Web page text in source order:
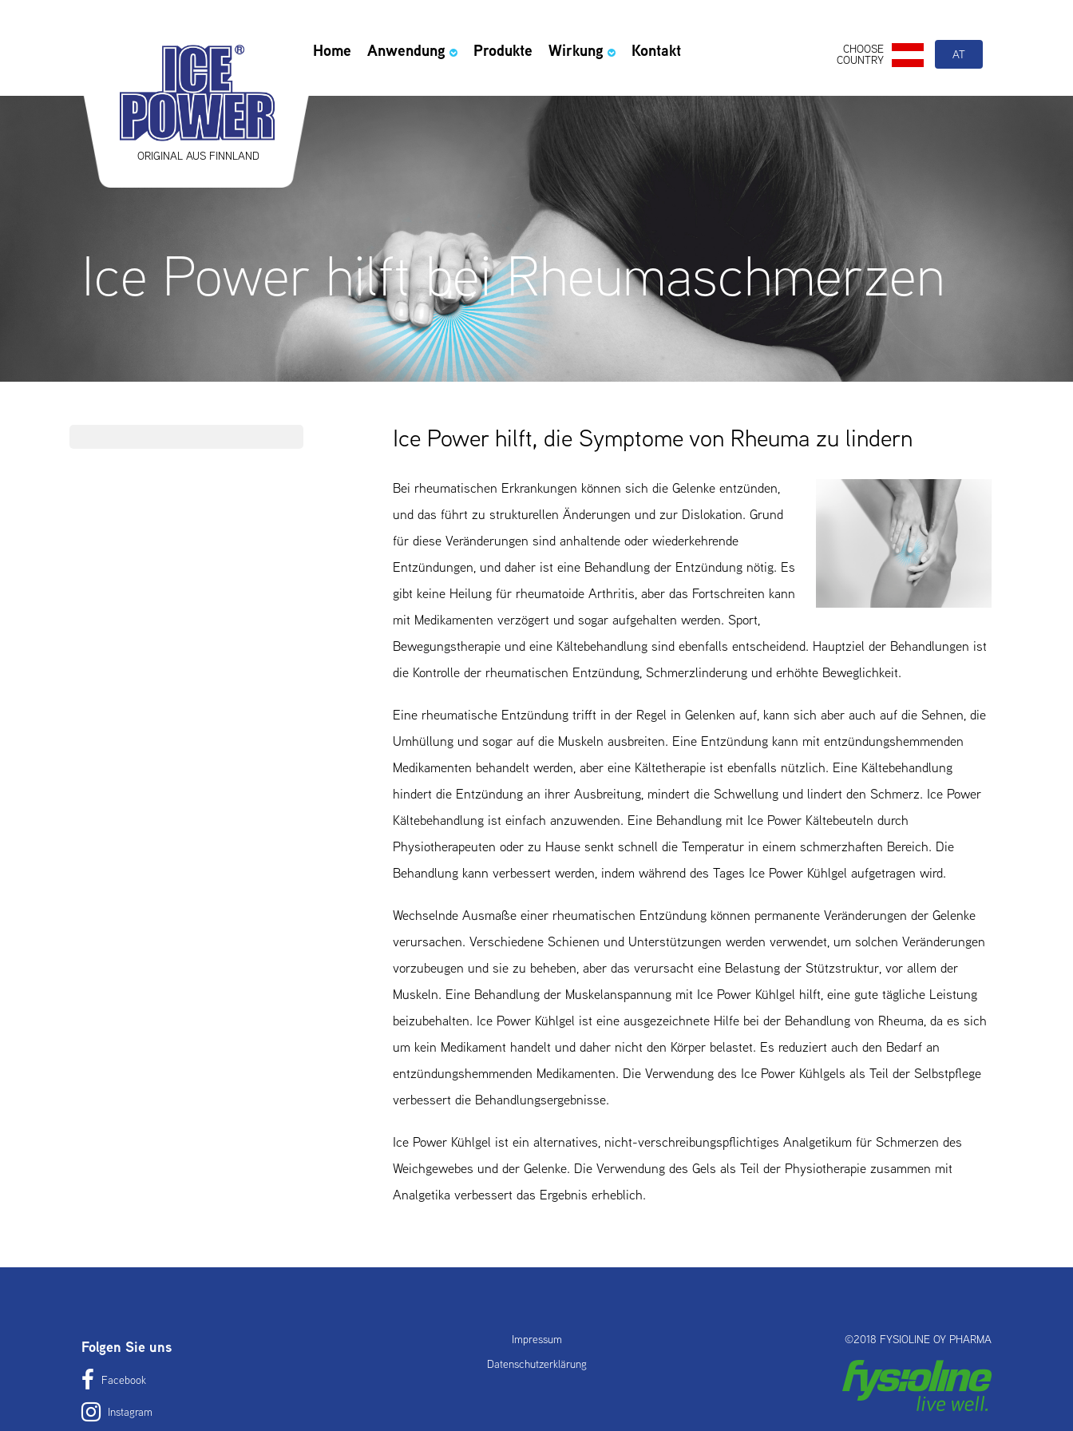
ORIGINAL AUS FINNLAND
CHOOSE
COUNTRY AT
Home Anwendung Produkte Wirkung Kontakt
Ice Power hilft bei Rheumaschmerzen
Ice Power hilft, die Symptome von Rheuma zu lindern
Bei rheumatischen Erkrankungen können sich die Gelenke entzünden,
und das führt zu strukturellen Änderungen und zur Dislokation. Grund
für diese Veränderungen sind anhaltende oder wiederkehrende
Entzündungen, und daher ist eine Behandlung der Entzündung nötig. Es
gibt keine Heilung für rheumatoide Arthritis, aber das Fortschreiten kann
mit Medikamenten verzögert und sogar aufgehalten werden. Sport,
Bewegungstherapie und eine Kältebehandlung sind ebenfalls entscheidend. Hauptziel der Behandlungen ist
die Kontrolle der rheumatischen Entzündung, Schmerzlinderung und erhöhte Beweglichkeit.
Eine rheumatische Entzündung trifft in der Regel in Gelenken auf, kann sich aber auch auf die Sehnen, die
Umhüllung und sogar auf die Muskeln ausbreiten. Eine Entzündung kann mit entzündungshemmenden
Medikamenten behandelt werden, aber eine Kältetherapie ist ebenfalls nützlich. Eine Kältebehandlung
hindert die Entzündung an ihrer Ausbreitung, mindert die Schwellung und lindert den Schmerz. Ice Power
Kältebehandlung ist einfach anzuwenden. Eine Behandlung mit Ice Power Kältebeuteln durch
Physiotherapeuten oder zu Hause senkt schnell die Temperatur in einem schmerzhaften Bereich. Die
Behandlung kann verbessert werden, indem während des Tages Ice Power Kühlgel aufgetragen wird.
Wechselnde Ausmaße einer rheumatischen Entzündung können permanente Veränderungen der Gelenke
verursachen. Verschiedene Schienen und Unterstützungen werden verwendet, um solchen Veränderungen
vorzubeugen und sie zu beheben, aber das verursacht eine Belastung der Stützstruktur, vor allem der
Muskeln. Eine Behandlung der Muskelanspannung mit Ice Power Kühlgel hilft, eine gute tägliche Leistung
beizubehalten. Ice Power Kühlgel ist eine ausgezeichnete Hilfe bei der Behandlung von Rheuma, da es sich
um kein Medikament handelt und daher nicht den Körper belastet. Es reduziert auch den Bedarf an
entzündungshemmenden Medikamenten. Die Verwendung des Ice Power Kühlgels als Teil der Selbstpflege
verbessert die Behandlungsergebnisse.
Ice Power Kühlgel ist ein alternatives, nicht-verschreibungspflichtiges Analgetikum für Schmerzen des
Weichgewebes und der Gelenke. Die Verwendung des Gels als Teil der Physiotherapie zusammen mit
Analgetika verbessert das Ergebnis erheblich.
Folgen Sie uns
Facebook
Instagram
Impressum
Datenschutzerklärung
©2018 FYSIOLINE OY PHARMA